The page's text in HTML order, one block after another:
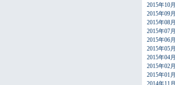
2015年10月
2015年09月
2015年08月
2015年07月
2015年06月
2015年05月
2015年04月
2015年02月
2015年01月
2014年11月